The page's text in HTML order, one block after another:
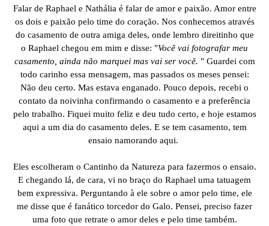
Falar de Raphael e Nathália é falar de amor e paixão. Amor entre
os dois e paixão pelo time do coração. Nos conhecemos através
do casamento de outra amiga deles, onde lembro direitinho que
o Raphael chegou em mim e disse: "Você vai fotografar meu
casamento, ainda não marquei mas vai ser você. " Guardei com
todo carinho essa mensagem, mas passados os meses pensei:
Não deu certo. Mas estava enganado. Pouco depois, recebi o
contato da noivinha confirmando o casamento e a preferência
pelo trabalho. Fiquei muito feliz e deu tudo certo, e hoje estamos
aqui a um dia do casamento deles. E se tem casamento, tem
ensaio namorando aqui.
Eles escolheram o Cantinho da Natureza para fazermos o ensaio.
E chegando lá, de cara, vi no braço do Raphael uma tatuagem
bem expressiva. Perguntando à ele sobre o amor pelo time, ele
me disse que é fanático torcedor do Galo. Pensei, preciso fazer
uma foto que retrate o amor deles e pelo time também.